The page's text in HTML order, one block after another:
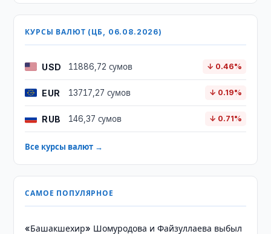
КУРСЫ ВАЛЮТ (ЦБ, 06.08.2026)
USD 11886,72 сумов ↓ 0.46%
EUR 13717,27 сумов ↓ 0.19%
RUB 146,37 сумов ↓ 0.71%
Все курсы валют →
САМОЕ ПОПУЛЯРНОЕ
«Башакшехир» Шомуродова и Файзуллаева выбыл